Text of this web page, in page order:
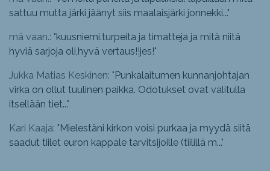
sattuu mutta järki jäänyt siis maalaisjärki jonnekki..."
mä vaan.: "kuusniemi.turpeita ja timatteja ja mitä niitä
hyviä sarjoja oli,hyvä vertaus!!jes!"
Jukka Matias Keskinen: " Punkalaitumen kunnanjohtajan
virka on ollut tuulinen paikka. Odotukset ovat valitulla
itsellään tiet..."
Kari Kaaja: " Mielestäni kirkon voisi purkaa ja myydä siitä
saadut tiilet euron kappale tarvitsijoille (tiilillä m..."